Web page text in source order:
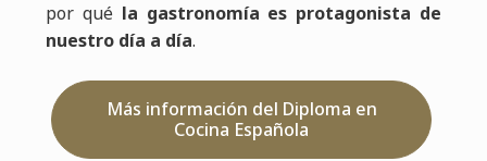
por qué la gastronomía es protagonista de
nuestro día a día.
Más información del Diploma en
Cocina Española